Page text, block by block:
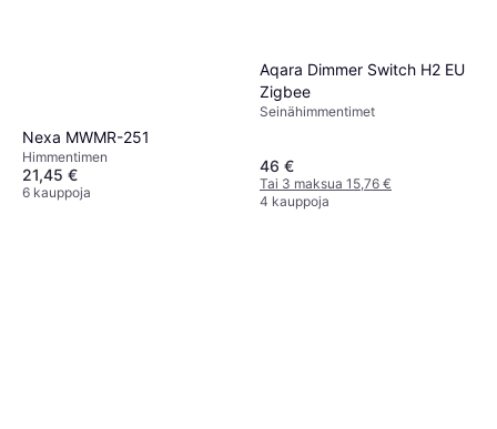
Nexa MWMR-251
Himmentimen
21,45 €
6 kauppoja
Aqara Dimmer Switch H2 EU
Zigbee
Seinähimmentimet
46 €
Tai 3 maksua 15,76 €
4 kauppoja